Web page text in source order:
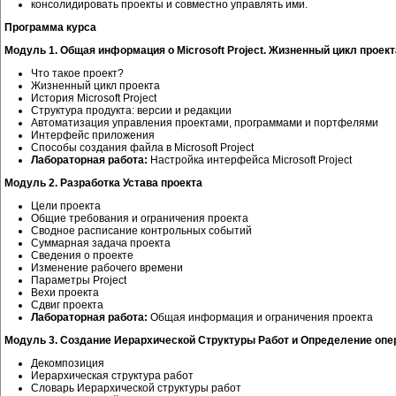
консолидировать проекты и совместно управлять ими.
Программа курса
Модуль 1. Общая информация о Microsoft Project. Жизненный цикл
Что такое проект?
Жизненный цикл проекта
История Microsoft Project
Структура продукта: версии и редакции
Автоматизация управления проектами, программами и портфелями
Интерфейс приложения
Способы создания файла в Microsoft Project
Лабораторная работа: Настройка интерфейса Microsoft Project
Модуль 2. Разработка Устава проекта
Цели проекта
Общие требования и ограничения проекта
Сводное расписание контрольных событий
Суммарная задача проекта
Сведения о проекте
Изменение рабочего времени
Параметры Project
Вехи проекта
Сдвиг проекта
Лабораторная работа: Общая информация и ограничения проекта
Модуль 3. Создание Иерархической Структуры Работ и Определение
Декомпозиция
Иерархическая структура работ
Словарь Иерархической структуры работ